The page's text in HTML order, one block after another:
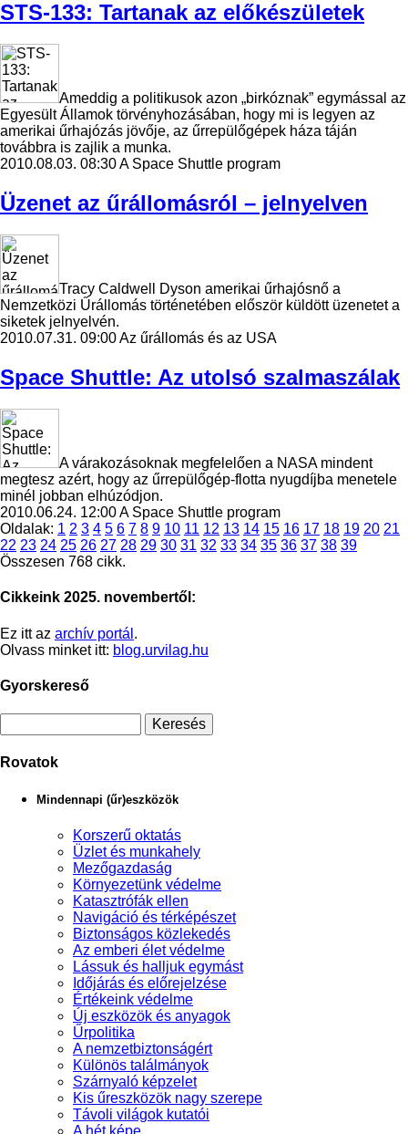
STS-133: Tartanak az előkészületek
Ameddig a politikusok azon „birkóznak” egymással az
Egyesült Államok törvényhozásában, hogy mi is legyen az
amerikai űrhajózás jövője, az űrrepülőgépek háza táján
továbbra is zajlik a munka.
2010.08.03. 08:30A Space Shuttle program
Üzenet az űrállomásról – jelnyelven
Tracy Caldwell Dyson amerikai űrhajósnő a
Nemzetközi Űrállomás történetében először küldött üzenetet a
siketek jelnyelvén.
2010.07.31. 09:00Az űrállomás és az USA
Space Shuttle: Az utolsó szalmaszálak
A várakozásoknak megfelelően a NASA mindent
megtesz azért, hogy az űrrepülőgép-flotta nyugdíjba menetele
minél jobban elhúzódjon.
2010.06.24. 12:00A Space Shuttle program
Oldalak: 1 2 3 4 5 6 7 8 9 10 11 12 13 14 15 16 17 18 19 20 21
22 23 24 25 26 27 28 29 30 31 32 33 34 35 36 37 38 39
Összesen 768 cikk.
Cikkeink 2025. novembertől:
Ez itt az archív portál .
Olvass minket itt: blog.urvilag.hu
Gyorskereső
Rovatok
Mindennapi (űr)eszközök
Korszerű oktatás
Üzlet és munkahely
Mezőgazdaság
Környezetünk védelme
Katasztrófák ellen
Navigáció és térképészet
Biztonságos közlekedés
Az emberi élet védelme
Lássuk és halljuk egymást
Időjárás és előrejelzése
Értékeink védelme
Új eszközök és anyagok
Űrpolitika
A nemzetbiztonságért
Különös találmányok
Szárnyaló képzelet
Kis űreszközök nagy szerepe
Távoli világok kutatói
A hét képe